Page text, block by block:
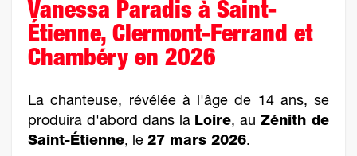
Vanessa Paradis à Saint-
Étienne, Clermont-Ferrand et
Chambéry en 2026
La chanteuse, révélée à l'âge de 14 ans, se
produira d'abord dans la Loire, auZénith de
Saint-Étienne, le 27 mars 2026.